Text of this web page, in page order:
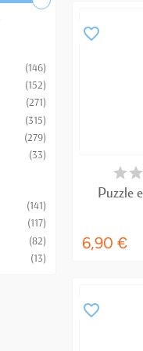
(146)
(152)
(271)
(315)
(279)
(33)
(141)
(117)
(82)
(13)
favorite_border
Puzzle
6,90 €
favorite_border